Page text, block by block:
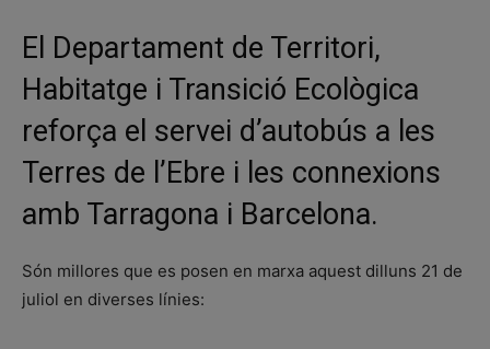
El Departament de Territori,
Habitatge i Transició Ecològica
reforça el servei d’autobús a les
Terres de l’Ebre i les connexions
amb Tarragona i Barcelona.
Són millores que es posen en marxa aquest dilluns 21 de
juliol en diverses línies: